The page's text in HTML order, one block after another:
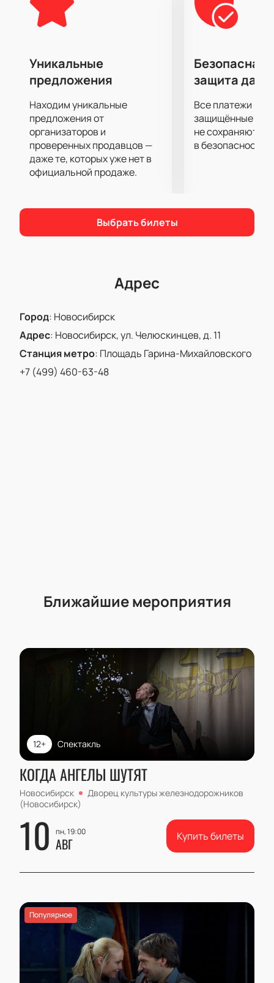
специалисты по современной хореографии, будут
задействованы графика и 3d motion design.
зрителем выбор концовки спектакля.
Купить билеты на концерт: «Вивальди. Любовь и
смерть в Венеции» вы можете в пару кликов на
нашем сайте. Остерегайтесь перекупщиков
билетов - у нас вы можете забронировать
предпочитаемые места в обход касс и очередей.
Уникальные
предложения
Находим уникальные
предложения от
организаторов и
проверенных продавцов —
даже те, которых уже нет в
официальной продаже.
Безопасная
защита
Все платежи
защищённые
не сохраняются
в безопасности.
Выбрать билеты
Адрес
Город: Новосибирск
Адрес: Новосибирск, ул. Челюскинцев, д. 11
Станция метро: Площадь Гарина-Михайловского
+7 (499) 460-63-48
Ближайшие мероприятия
Спектакль
12+
КОГДА АНГЕЛЫ ШУТЯТ
Новосибирск
Дворец культуры железнодорожников
(Новосибирск)
10 пн, 19:00
АВГ Купить билеты
Популярное